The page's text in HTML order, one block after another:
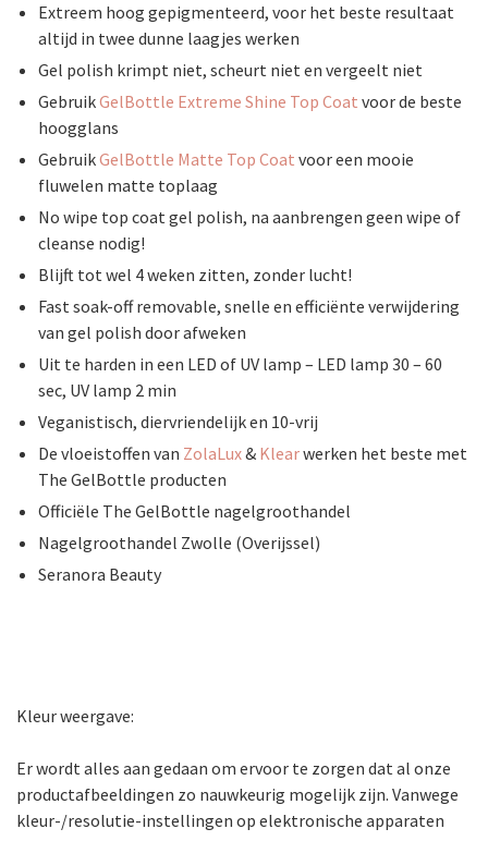
Extreem hoog gepigmenteerd, voor het beste resultaat
altijd in twee dunne laagjes werken
Gel polish krimpt niet, scheurt niet en vergeelt niet
GebruikGelBottle Extreme Shine Top Coat voor de beste
hoogglans
GebruikGelBottle Matte Top Coat voor een mooie
fluwelen matte toplaag
No wipe top coat gel polish, na aanbrengen geen wipe of
cleanse nodig!
Blijft tot wel 4 weken zitten, zonder lucht!
Fast soak-off removable, snelle en efficiënte verwijdering
van gel polish door afweken
Uit te harden in een LED of UV lamp – LED lamp 30 – 60
sec, UV lamp 2 min
Veganistisch, diervriendelijk en 10-vrij
De vloeistoffen van ZolaLux& Klearwerken het beste met
The GelBottle producten
Officiële The GelBottle nagelgroothandel
Nagelgroothandel Zwolle (Overijssel)
Seranora Beauty
Kleur weergave:
Er wordt alles aan gedaan om ervoor te zorgen dat al onze
productafbeeldingen zo nauwkeurig mogelijk zijn. Vanwege
kleur-/resolutie-instellingen op elektronische apparaten